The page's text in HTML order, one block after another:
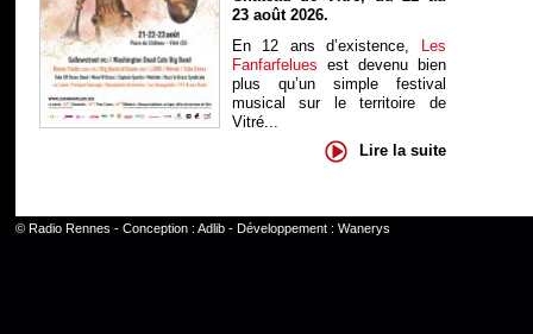
23 août 2026.
En 12 ans d’existence, Les
Fanfarfelues est devenu bien
plus qu’un simple festival
musical sur le territoire de
Vitré...
Lire la suite
© Radio Rennes - Conception : Adlib- Développement : Wanerys